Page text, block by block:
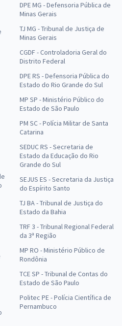
DPE MG - Defensoria Pública de
Minas Gerais
TJ MG - Tribunal de Justiça de
Minas Gerais
CGDF - Controladoria Geral do
Distrito Federal
DPE RS - Defensoria Pública do
Estado do Rio Grande do Sul
MP SP - Ministério Público do
Estado de São Paulo
PM SC - Polícia Militar de Santa
Catarina
SEDUC RS - Secretaria de
Estado da Educação do Rio
Grande do Sul
SEJUS ES - Secretaria da Justiça
do Espírito Santo
TJ BA - Tribunal de Justiça do
Estado da Bahia
TRF 3 - Tribunal Regional Federal
da 3ª Região
MP RO - Ministério Público de
Rondônia
TCE SP - Tribunal de Contas do
Estado de São Paulo
Politec PE - Polícia Científica de
Pernambuco